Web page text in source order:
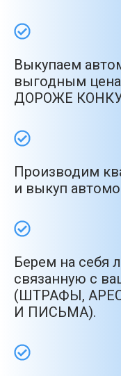
Выкупаем
выгодным
ДОРОЖЕ
Производим
и выкуп
Берем на себя
связанную с
(ШТРАФЫ,
И ПИСЬМА).